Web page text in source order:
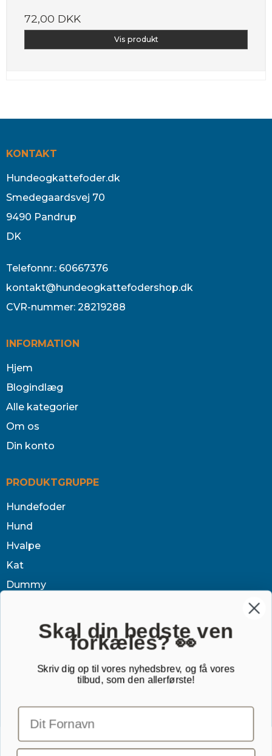
72,00 DKK
Vis produkt
KONTAKT
Hundeogkattefoder.dk
Smedegaardsvej 70
9490 Pandrup
DK
Telefonnr.: 60667376
kontakt@hundeogkattefodershop.dk
CVR-nummer: 28219288
INFORMATION
Hjem
Blogindlæg
Alle kategorier
Om os
Din konto
PRODUKTGRUPPE
Hundefoder
Hund
Hvalpe
Kat
Dummy
Tøj & jagt
Sovetid
TILMELD NYHEDSBREV
Skal din bedste ven
forkæles? 👀
Skriv dig op til vores nyhedsbrev, og få vores
tilbud, som den allerførste!